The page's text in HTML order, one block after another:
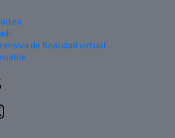
de Realidad virtual